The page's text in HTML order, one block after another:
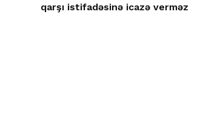
qarşı istifadəsinə icazə verməz